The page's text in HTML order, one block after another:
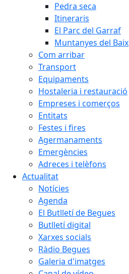
Pedra seca
Itineraris
El Parc del Garraf
Muntanyes del Baix
Com arribar
Transport
Equipaments
Hostaleria i restauració
Empreses i comerços
Entitats
Festes i fires
Agermanaments
Emergències
Adreces i telèfons
Actualitat
Notícies
Agenda
El Butlletí de Begues
Butlletí digital
Xarxes socials
Ràdio Begues
Galeria d'imatges